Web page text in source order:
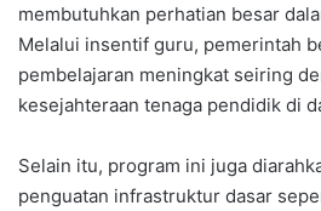
membutuhkan perhatian besar
Melalui insentif guru, pemerintah
pembelajaran meningkat seiring
kesejahteraan tenaga pendidik di
Selain itu, program ini juga
penguatan infrastruktur dasar